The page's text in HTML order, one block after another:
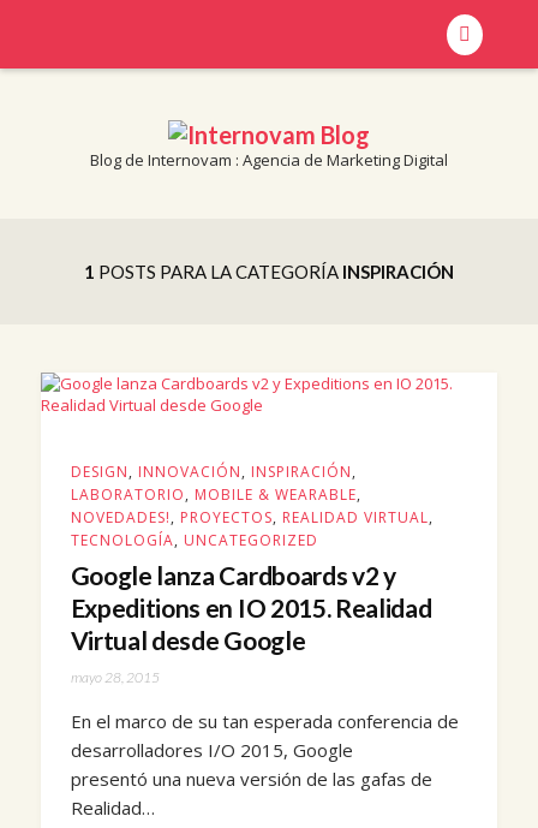
Blog de Internovam : Agencia de Marketing Digital
1 POSTS PARA LA CATEGORÍA INSPIRACIÓN
DESIGN, INNOVACIÓN, INSPIRACIÓN,
LABORATORIO, MOBILE & WEARABLE,
NOVEDADES!, PROYECTOS, REALIDAD VIRTUAL,
TECNOLOGÍA, UNCATEGORIZED
Google lanza Cardboards v2 y
Expeditions en IO 2015. Realidad
Virtual desde Google
mayo 28, 2015
En el marco de su tan esperada conferencia de
desarrolladores I/O 2015, Google
presentó una nueva versión de las gafas de
Realidad…